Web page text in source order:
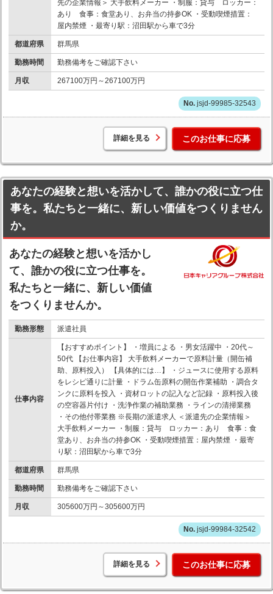
先の企業情報＞ 大手飲料メーカー ・制服：貸与 ロッカー：
あり 食事：食堂あり、お弁当の持参OK ・受動喫煙措置：
屋内禁煙 ・最寄り駅：沼田駅から車で3分
都道府県 群馬県
勤務時間 勤務備考をご確認下さい
月収 267100万円～267100万円
jsjd-99985-32543
詳細を見る このお仕事に応募
あなたの経験と想いを活かして、誰かの役に立つ仕
事を。私たちと一緒に、新しい価値をつくりません
か。
あなたの経験と想いを活かし
て、誰かの役に立つ仕事を。
私たちと一緒に、新しい価値
をつくりませんか。
勤務形態 派遣社員
仕事内容
【おすすめポイント】 ・増員による ・男女活躍中 ・20代～
50代 【お仕事内容】 大手飲料メーカーで原料計量（開缶補
助、原料投入） 【具体的には…】 ・ジュースに使用する原料
をレシピ通りに計量 ・ドラム缶原料の開缶作業補助 ・調合タ
ンクに原料を投入 ・資材ロットの記入など記録 ・原料投入後
の空容器片付け ・洗浄作業の補助業務 ・ラインの清掃業務
・その他付帯業務 ※長期の派遣求人 ＜派遣先の企業情報＞
大手飲料メーカー ・制服：貸与 ロッカー：あり 食事：食
堂あり、お弁当の持参OK ・受動喫煙措置：屋内禁煙 ・最寄
り駅：沼田駅から車で3分
都道府県 群馬県
勤務時間 勤務備考をご確認下さい
月収 305600万円～305600万円
jsjd-99984-32542
詳細を見る このお仕事に応募